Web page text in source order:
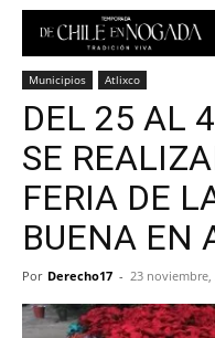
Municipios Atlixco
DEL 25 AL
SE
FERIA DE
BUENA EN
Por Derecho17 - 23 noviembre,